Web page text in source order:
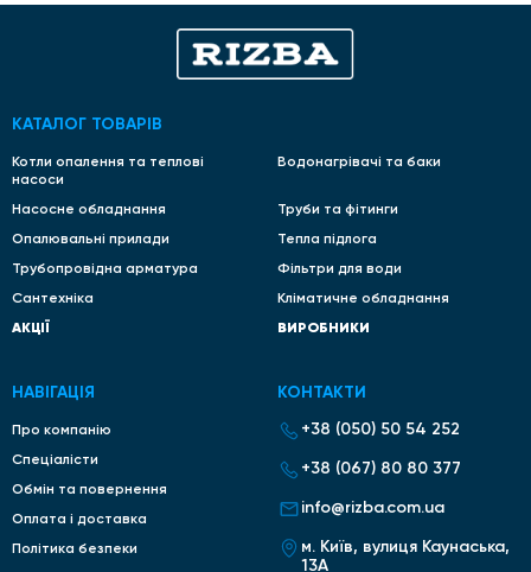
КАТАЛОГ ТОВАРІВ
Котли опалення та теплові
насоси
Водонагрівачі та баки
Насосне обладнання
Труби та фітинги
Опалювальні прилади
Тепла підлога
Трубопровідна арматура
Фільтри для води
Сантехніка
Кліматичне обладнання
АКЦІЇ ВИРОБНИКИ
НАВІГАЦІЯ
Про компанію
Спеціалісти
Обмін та повернення
Оплата і доставка
Політика безпеки
КОНТАКТИ
+38 (050) 50 54 252
+38 (067) 80 80 377
info@rizba.com.ua
м. Київ, вулиця Каунаська,
13А